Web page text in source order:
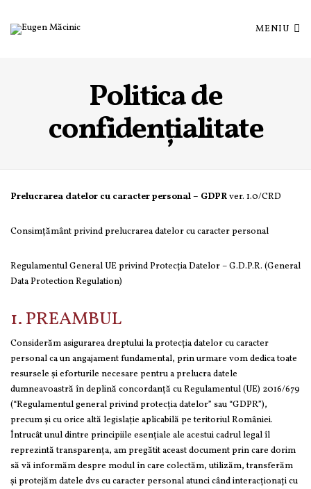
MENIU
Politica de
confidențialitate
Prelucrarea datelor cu caracter personal – GDPRver. 1.0/CRD
Consimțământ privind prelucrarea datelor cu caracter personal
Regulamentul General UE privind Protecția Datelor – G.D.P.R. (General
Data Protection Regulation)
1. PREAMBUL
Considerăm asigurarea dreptului la protecția datelor cu caracter
personal ca un angajament fundamental, prin urmare vom dedica toate
resursele și eforturile necesare pentru a prelucra datele
dumneavoastră în deplină concordanță cu Regulamentul (UE) 2016/679
(“Regulamentul general privind protecția datelor” sau “GDPR”),
precum și cu orice altă legislație aplicabilă pe teritoriul României.
Întrucât unul dintre principiile esențiale ale acestui cadrul legal îl
reprezintă transparența, am pregătit aceast document prin care dorim
să vă informăm despre modul în care colectăm, utilizăm, transferăm
și protejăm datele dvs cu caracter personal atunci când interacționați cu